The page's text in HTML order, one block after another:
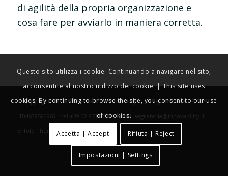
di agilità della propria organizzazione e
cosa fare per avviarlo in maniera corretta.
© Copyright - IOTHINGS World - Innovability srl in liquidazione - P. IVA
IT04639590969 - tel +39 02 8715 6782 - mail: segreteria@innovability.it -
Enfold Theme by Kriesi
Questo sito utilizza i cookie. Continuando a navigare nel sito,
acconsentite al nostro utilizzo dei cookie. | This site uses
cookies. By continuing to browse the site, you consent to our use
of cookies.
Accetta | Accept Rifiuta | Reject
Impostazioni | Settings